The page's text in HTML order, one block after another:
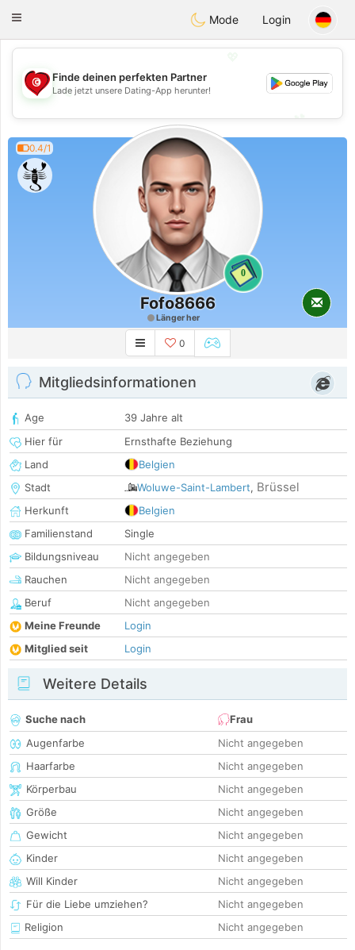
Tunisia Dating
Toggle
Mode Login
💖
💕
💕
Finde deinen perfekten Partner
Lade jetzt unsere Dating-App herunter!
0.4/1
0
Fofo8666
Länger her
0
Mitgliedsinformationen
Age
39 Jahre alt
Hier für
Ernsthafte Beziehung
Land
Belgien
Stadt
Woluwe-Saint-Lambert, Brüssel
Herkunft
Belgien
Familienstand
Single
Bildungsniveau
Nicht angegeben
Rauchen
Nicht angegeben
Beruf
Nicht angegeben
Meine Freunde
Login
Mitglied seit
Login
Weitere Details
Suche nach
Frau
Augenfarbe
Nicht angegeben
Haarfarbe
Nicht angegeben
Körperbau
Nicht angegeben
Größe
Nicht angegeben
Gewicht
Nicht angegeben
Kinder
Nicht angegeben
Will Kinder
Nicht angegeben
Für die Liebe umziehen?
Nicht angegeben
Religion
Nicht angegeben